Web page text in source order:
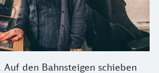
Auf den Bahnsteigen schieben